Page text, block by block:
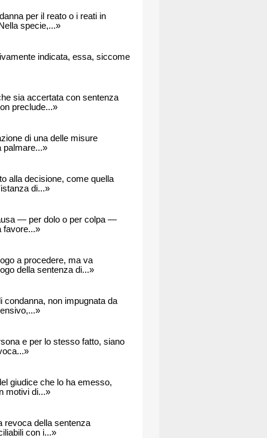
per il reato o i reati in
specie,...»
indicata, essa, siccome
sia accertata con sentenza
preclude...»
di una delle misure
palmare...»
alla decisione, come quella
di...»
— per dolo o per colpa —
favore...»
a procedere, ma va
della sentenza di...»
condanna, non impugnata da
e per lo stesso fatto, siano
giudice che lo ha emesso,
motivi di...»
revoca della sentenza
con i...»